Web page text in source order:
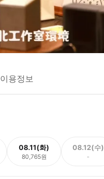
이용정보
08.11(화)
80,765원
08.12(수)
-